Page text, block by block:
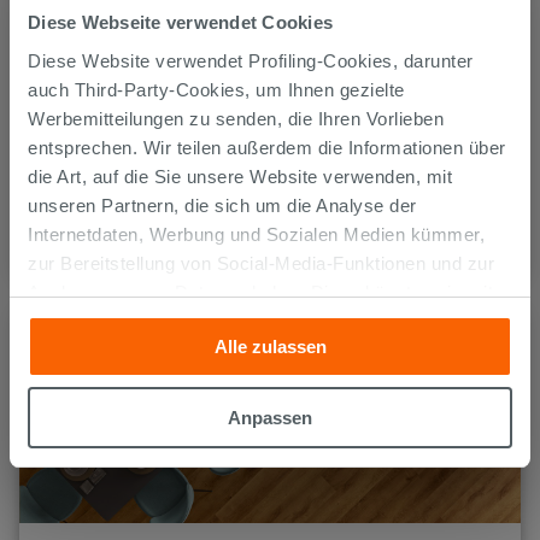
Diese Webseite verwendet Cookies
Diese Website verwendet Profiling-Cookies, darunter
auch Third-Party-Cookies, um Ihnen gezielte
Werbemitteilungen zu senden, die Ihren Vorlieben
entsprechen. Wir teilen außerdem die Informationen über
die Art, auf die Sie unsere Website verwenden, mit
unseren Partnern, die sich um die Analyse der
Internetdaten, Werbung und Sozialen Medien kümmer,
zur Bereitstellung von Social-Media-Funktionen und zur
Analyse unseres Datenverkehrs. Diese könnten sie mit
anderen Informationen, die Sie ihnen geliefert haben oder
die sie aufgrund Ihrer Verwendung ihrer Dienste
gesammelt haben, kombinieren. Falls Sie mehr wissen
möchten oder Ihre Zustimmung zu allen oder einigen
Zustimmung kann durch Klicken auf die Schaltfläche
„Cookies akzeptieren“ gegeben werden. Wenn Sie auf
die Schaltfläche "X" klicken, können Sie das Surfen erst
Alle zulassen
Anpassen
DEKORATIVE WANDPANEELE 3D
Eine atemberaubende Wandverkleidung in 3D Optik
und modernstem Design.